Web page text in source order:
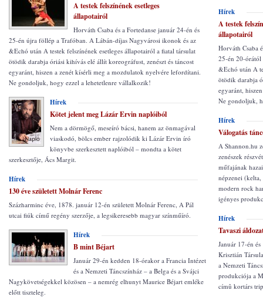
A testek felszínének esetleges
állapotairól
Horváth Csaba és a Fortedanse január 24-én és
25-én újra föllép a Trafóban. A Lábán-díjas Nagyvárosi ikonok és az
&Echó után A testek felszínének esetleges állapotairól a fiatal társulat
ötödik darabja óriási kihívás elé állít koreográfust, zenészt és táncost
egyaránt, hiszen a zenét kísérli meg a mozdulatok nyelvére lefordítani.
Ne gondoljuk, hogy ezzel a lehetetlenre vállalkozik!
Hírek
Kötet jelent meg Lázár Ervin naplóiból
Nem a dörmögő, meseíró bácsi, hanem az önmagával
viaskodó, bölcs ember rajzolódik ki Lázár Ervin író
könyvbe szerkesztett naplóiból – mondta a kötet
szerkesztője, Ács Margit.
Hírek
130 éve született Molnár Ferenc
Százharminc éve, 1878. január 12-én született Molnár Ferenc, A Pál
utcai fiúk című regény szerzője, a legsikeresebb magyar színműíró.
Hírek
B mint Béjart
Január 29-én kedden 18-órakor a Francia Intézet
és a Nemzeti Táncszínház – a Belga és a Svájci
Nagykövetségekkel közösen – a nemrég elhunyt Maurice Béjart emléke
előtt tiszteleg.
Hírek
A testek
állapotairól
Horváth Csaba
25-én 20-órától
&Echó után A
ötödik darabja
egyaránt,
Ne gondoljuk,
Hírek
Válogatás
A Shannon.hu
zenészek
műfajának
népzenei (kelta,
modern rock
igényes
Hírek
Tavaszi
Január 17-én
Krisztián
a Nemzeti
produkciója a
címû kortárs